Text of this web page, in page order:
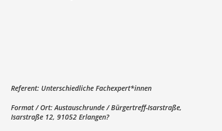
Referent: Unterschiedliche Fachexpert*innen
Format / Ort:Austauschrunde / Bürgertreff-Isarstraße,
Isarstraße 12, 91052 Erlangen?